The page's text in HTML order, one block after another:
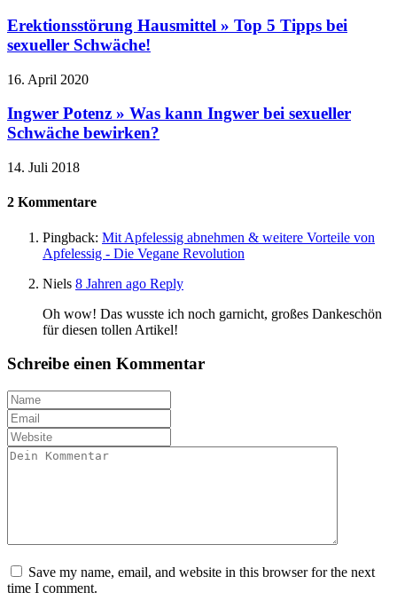
Erektionsstörung Hausmittel » Top 5 Tipps bei
sexueller Schwäche!
16. April 2020
Ingwer Potenz » Was kann Ingwer bei sexueller
Schwäche bewirken?
14. Juli 2018
2 Kommentare
Pingback: Mit Apfelessig abnehmen & weitere Vorteile von
Apfelessig - Die Vegane Revolution
Niels 8 Jahren ago Reply
Oh wow! Das wusste ich noch garnicht, großes Dankeschön
für diesen tollen Artikel!
Schreibe einen Kommentar
Save my name, email, and website in this browser for the next
time I comment.